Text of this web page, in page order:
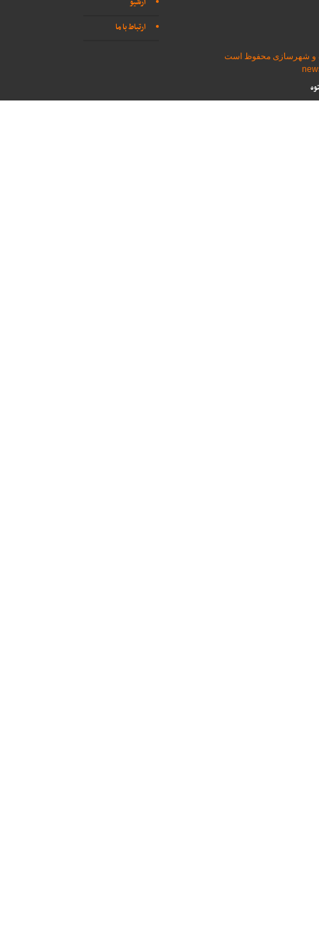
ارتباط با ما
و شهرسازی محفوظ است